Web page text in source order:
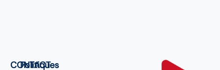
CONTACT
Politiques